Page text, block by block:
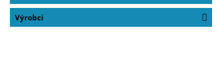
Výrobci